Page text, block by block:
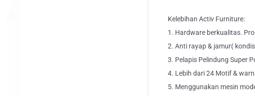
Kelebihan Activ Furniture:
1. Hardware berkualitas.
2. Anti rayap & jamur(
3. Pelapis Pelindung Super
4. Lebih dari 24 Motif &
5. Menggunakan mesin